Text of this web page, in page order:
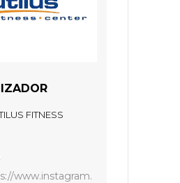
FITNESS
www.instagram.